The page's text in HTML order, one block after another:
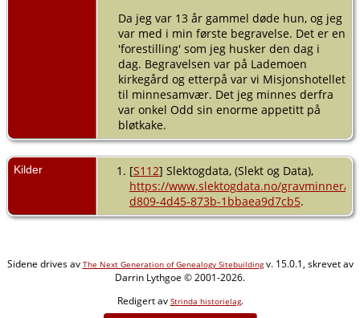
Da jeg var 13 år gammel døde hun, og jeg
var med i min første begravelse. Det er en
'forestilling' som jeg husker den dag i
dag. Begravelsen var på Lademoen
kirkegård og etterpå var vi Misjonshotellet
til minnesamvær. Det jeg minnes derfra
var onkel Odd sin enorme appetitt på
bløtkake.
Kilder [S112] Slektogdata, (Slekt og Data),
https://www.slektogdata.no/gravminner/
d809-4d45-873b-1bbaea9d7cb5.
Sidene drives av The Next Generation of Genealogy Sitebuildingv. 15.0.1, skrevet av
Darrin Lythgoe © 2001-2026.
Redigert av Strinda historielag.